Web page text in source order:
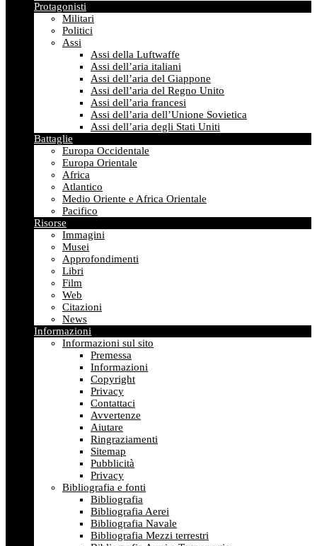
Protagonisti
Militari
Politici
Assi
Assi della Luftwaffe
Assi dell’aria italiani
Assi dell’aria del Giappone
Assi dell’aria del Regno Unito
Assi dell’aria francesi
Assi dell’aria dell’Unione Sovietica
Assi dell’aria degli Stati Uniti
Battaglie
Europa Occidentale
Europa Orientale
Africa
Atlantico
Medio Oriente e Africa Orientale
Pacifico
Risorse
Immagini
Musei
Approfondimenti
Libri
Film
Web
Citazioni
News
Informazioni
Informazioni sul sito
Premessa
Informazioni
Copyright
Privacy
Contattaci
Avvertenze
Aiutare
Ringraziamenti
Sitemap
Pubblicità
Privacy
Bibliografia e fonti
Bibliografia
Bibliografia Aerei
Bibliografia Navale
Bibliografia Mezzi terrestri